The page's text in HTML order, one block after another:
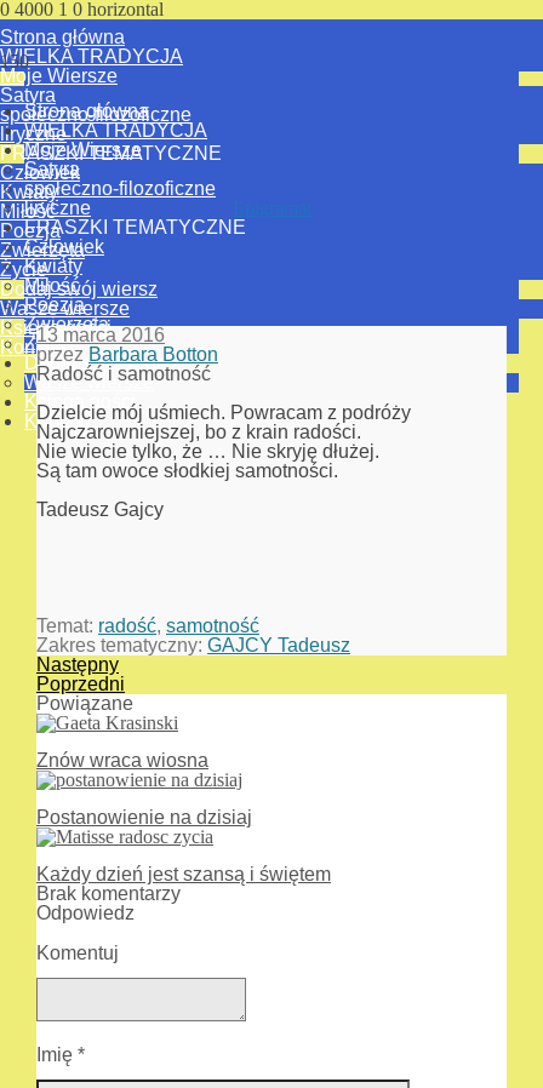
0 4000 1 0 horizontal
Strona główna
WIELKA TRADYCJA
Moje Wiersze
Satyra
społeczno-filozoficzne
liryczne
FRASZKI TEMATYCZNE
Człowiek
Kwiaty
Miłość
Poezja
Zwierzęta
Życie
Dodaj swój wiersz
Wasze wiersze
Księga gości
Kontakt
150
Strona główna
WIELKA TRADYCJA
Moje Wiersze
Satyra
społeczno-filozoficzne
liryczne
FRASZKI TEMATYCZNE
Człowiek
Kwiaty
Miłość
Poezja
Zwierzęta
Życie
Dodaj swój wiersz
Wasze wiersze
Księga gości
Kontakt
Epigramat
13 marca 2016
przez Barbara Botton
Radość i samotność
Dzielcie mój uśmiech. Powracam z podróży
Najczarowniejszej, bo z krain radości.
Nie wiecie tylko, że … Nie skryję dłużej.
Są tam owoce słodkiej samotności.
Tadeusz Gajcy
Temat: radość, samotność
Zakres tematyczny: GAJCY Tadeusz
Następny
Poprzedni
Powiązane
Znów wraca wiosna
Postanowienie na dzisiaj
Każdy dzień jest szansą i świętem
Brak komentarzy
Odpowiedz
Komentuj
Imię *